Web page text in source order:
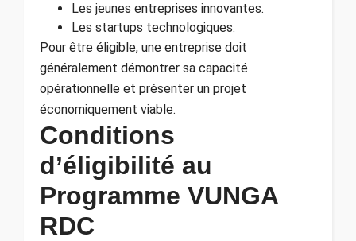
Les jeunes entreprises innovantes.
Les startups technologiques.
Pour être éligible, une entreprise doit
généralement démontrer sa capacité
opérationnelle et présenter un projet
économiquement viable.
Conditions
d’éligibilité au
Programme VUNGA
RDC